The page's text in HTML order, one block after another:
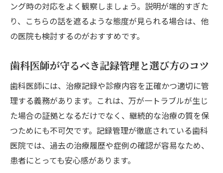
現場
歯科医師の記録強化が現場に与える影響
ドキュメンテーションが歯科医師の信頼性
を高める
歯科医師の現場改革と患者対応の進化
歯科医師の成長に役立つ記録管理の工夫
ング時の対応をよく観察しましょう。説明が端的すぎた
り、こちらの話を遮るような態度が見られる場合は、他
の医院も検討するのがおすすめです。
歯科医師が守るべき記録管理と選び方のコツ
歯科医師には、治療記録や診療内容を正確かつ適切に管
理する義務があります。これは、万が一トラブルが生じ
た場合の証拠となるだけでなく、継続的な治療の質を保
つためにも不可欠です。記録管理が徹底されている歯科
医院では、過去の治療履歴や症例の確認が容易なため、
患者にとっても安心感があります。